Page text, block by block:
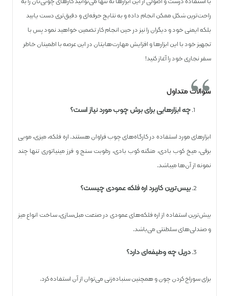
راحت‌ترین شکل ممکن انجام داده و به نتایج حرفه‌ای و دقیق‌تری دست یابید
بلکه ایمنی خود و دیگران را نیز در حین انجام کار تضمین خواهید نمود پس با
تجهیز خود با این ابزارها و افزایش مهارت‌هایتان در این عرصه با اطمینان خاطر
سفر نجاری خود را آغاز کنید!
سؤالات متداول
چه ابزارهایی برای برش چوب مورد نیاز است؟
ابزارهای مورد استفاده در کارگاه‌های چوب فراوان هستند. اره فلکه، میزی، مویی
برقی، میخ کوب بادی، منگنه کوب بادی، رطوبت سنج و فرز مینیاتوری تنها چند
نمونه از آن‌ها می­باشد.
بیش‌ترین کاربرد اره فلکه عمودی چیست؟
بیش‌ترین استفاده از اره فلکه‌های عمودی در صنعت مبل‌سازی، ساخت انواع میز
و صندلی‌های سلطنتی می‌باشد.
دریل چه وظیفه‌ای دارد؟
برای سوراخ کردن چون و همچنین سنباده‌زنی می‌توان از آن استفاده کرد.